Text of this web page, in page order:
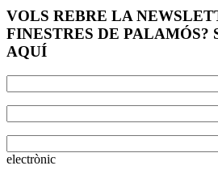
VOLS REBRE LA
FINESTRES DE PALAMÓS?
AQUÍ
electrònic